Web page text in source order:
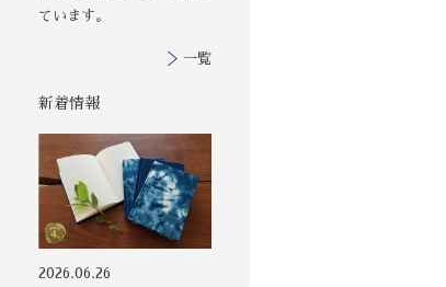
ています。
一覧
新着情報
2026.06.26